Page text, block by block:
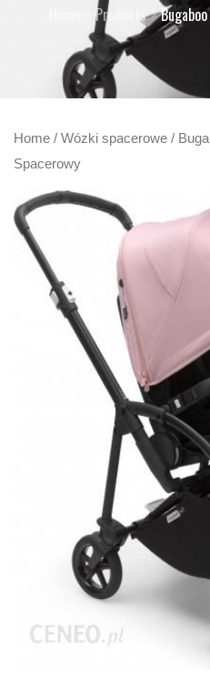
Products
Home / Wózki spacerowe /
Spacerowy